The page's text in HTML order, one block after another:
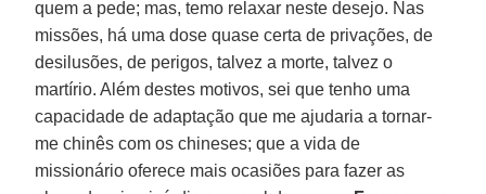
quem a pede; mas, temo relaxar neste desejo. Nas
missões, há uma dose quase certa de privações, de
desilusões, de perigos, talvez a morte, talvez o
martírio. Além destes motivos, sei que tenho uma
capacidade de adaptação que me ajudaria a tornar-
me chinês com os chineses; que a vida de
missionário oferece mais ocasiões para fazer as